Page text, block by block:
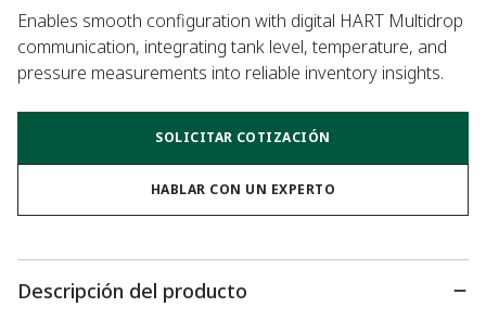
Enables smooth configuration with digital HART Multidrop
communication, integrating tank level, temperature, and
pressure measurements into reliable inventory insights.
SOLICITAR COTIZACIÓN
HABLAR CON UN EXPERTO
Descripción del producto